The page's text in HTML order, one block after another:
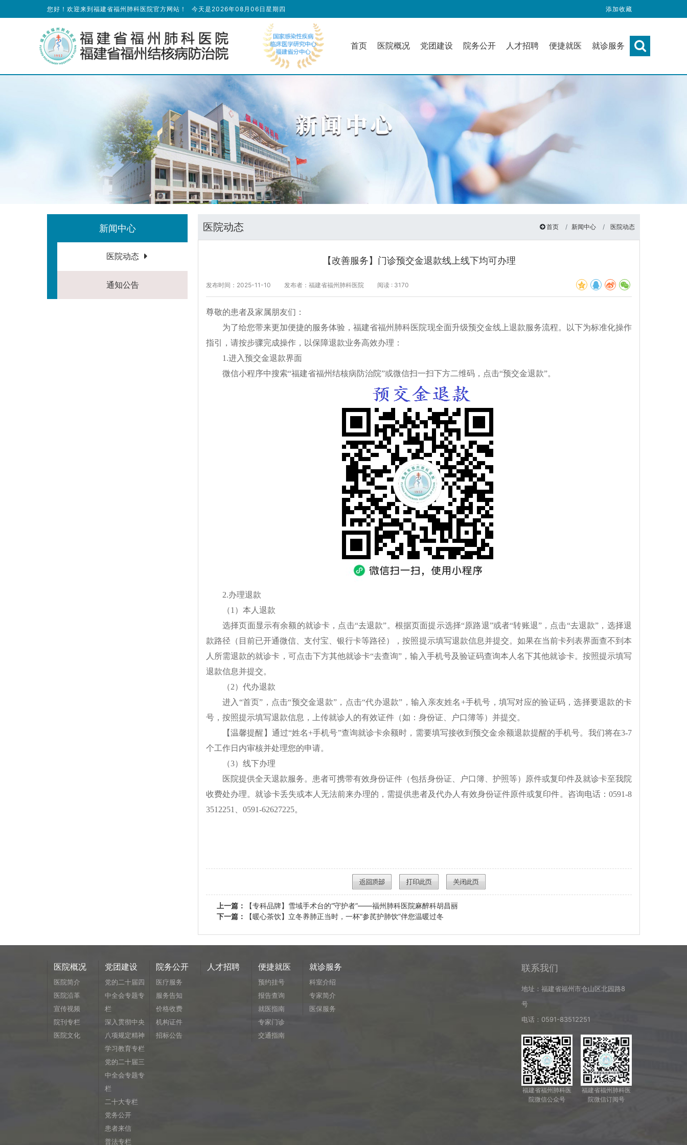
您好！欢迎来到福建省福州肺科医院官方网站！ 今天是 2026年08月06日星期四 添加收藏
首页 医院概况 党团建设 院务公开 人才招聘 便捷就医 就诊服务
新闻中心
医院动态
通知公告
医院动态 首页 新闻中心 医院动态
【改善服务】门诊预交金退款线上线下均可办理
发布时间：2025-11-10 发布者：福建省福州肺科医院 阅读 : 3170
尊敬的患者及家属朋友们：
为了给您带来更加便捷的服务体验，福建省福州肺科医院现全面升级预交金线上退款服务流程。以下为标准化操作
指引，请按步骤完成操作，以保障退款业务高效办理：
1.进入预交金退款界面
微信小程序中搜索“福建省福州结核病防治院”或微信扫一扫下方二维码，点击“预交金退款”。
2.办理退款
（1）本人退款
选择页面显示有余额的就诊卡，点击“去退款”。根据页面提示选择“原路退”或者“转账退”，点击“去退款”，选择退
款路径（目前已开通微信、支付宝、银行卡等路径），按照提示填写退款信息并提交。 如果在当前卡列表界面查不到本
人所需退款的就诊卡，可点击下方其他就诊卡“去查询”，输入手机号及验证码查询本人名下其他就诊卡。按照提示填写
退款信息并提交。
（2）代办退款
进入“首页”，点击“预交金退款”，点击“代办退款”，输入亲友姓名+手机号，填写对应的验证码，选择要退款的卡
号，按照提示填写退款信息，上传就诊人的有效证件（如：身份证、户口簿等）并提交。
【温馨提醒】通过“姓名+手机号”查询就诊卡余额时，需要填写接收到预交金余额退款提醒的手机号。我们将在3-7
个工作日内审核并处理您的申请。
（3）线下办理
医院提供全天退款服务。患者可携带有效身份证件（包括身份证、户口簿、护照等）原件或复印件及就诊卡至我院
收费处办理。就诊卡丢失或本人无法前来办理的，需提供患者及代办人有效身份证件原件或复印件。咨询电话：0591-8
3512251、0591-62627225。
上一篇：
【专科品牌】雪域手术台的“守护者”——福州肺科医院麻醉科胡昌丽
下一篇：
【暖心茶饮】立冬养肺正当时，一杯“参芪护肺饮”伴您温暖过冬
医院概况
医院简介
医院沿革
宣传视频
院刊专栏
医院文化
党团建设
党的二十届四
中全会专题专
栏
深入贯彻中央
八项规定精神
学习教育专栏
党的二十届三
中全会专题专
栏
二十大专栏
党务公开
患者来信
普法专栏
院务公开
医疗服务
服务告知
价格收费
机构证件
招标公告
人才招聘 便捷就医
预约挂号
报告查询
就医指南
专家门诊
交通指南
就诊服务
科室介绍
专家简介
医保服务
联系我们
地址：福建省福州市仓山区北园路8
号
电话：0591-83512251
福建省福州肺科医
院微信公众号
福建省福州肺科医
院微信订阅号